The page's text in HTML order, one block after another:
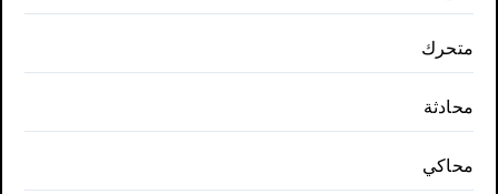
متحرك
محادثة
محاكي